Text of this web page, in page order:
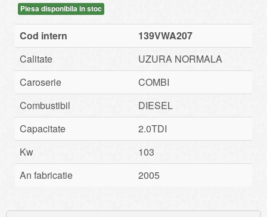
Piesa disponibila in stoc
Cod intern
139VWA207
Calitate
UZURA NORMALA
Caroserie
COMBI
Combustibil
DIESEL
Capacitate
2.0TDI
Kw
103
An fabricatie
2005